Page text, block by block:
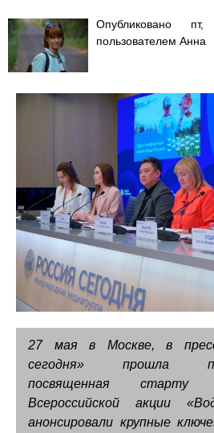
Опубликовано
пользователем Анна
27 мая в Москве, в
сегодня» прошла
посвященная старту
Всероссийской акции
анонсировали крупные